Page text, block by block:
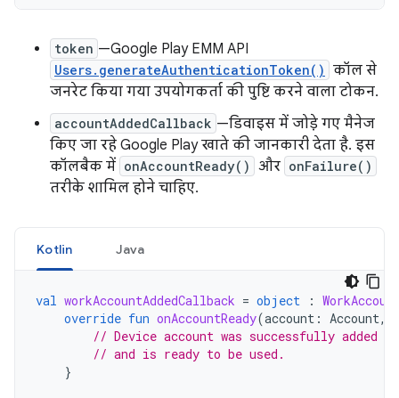
token —Google Play EMM API
Users.generateAuthenticationToken() कॉल से
जनरेट किया गया उपयोगकर्ता की पुष्टि करने वाला टोकन.
accountAddedCallback —डिवाइस में जोड़े गए मैनेज
किए जा रहे Google Play खाते की जानकारी देता है. इस
कॉलबैक में onAccountReady() और onFailure()
तरीके शामिल होने चाहिए.
Kotlin Java
val workAccountAddedCallback = object :
override fun onAccountReady(account : Account,
// Device account was successfully added
// and is ready to be used.
}